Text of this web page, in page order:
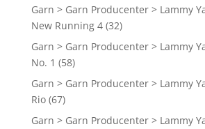
Garn > Garn Producenter > Lammy
New Running 4 (32)
Garn > Garn Producenter > Lammy
No. 1 (58)
Garn > Garn Producenter > Lammy
Rio (67)
Garn > Garn Producenter > Lammy